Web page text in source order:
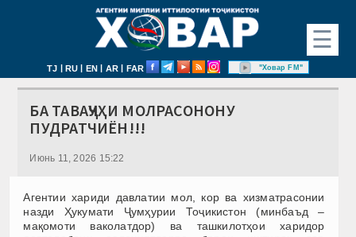
☰
TJ | RU | EN | AR | FAR "Ховар FM"
БА ТАВАҶҶУҲИ МОЛРАСОНОНУ
ПУДРАТЧИЁН!!!
Июнь 11, 2026 15:22
Агентии хариди давлатии мол, кор ва хизматрасонии
назди Ҳукумати Ҷумҳурии Тоҷикистон (минбаъд –
мақомоти ваколатдор) ва ташкилотҳои харидор